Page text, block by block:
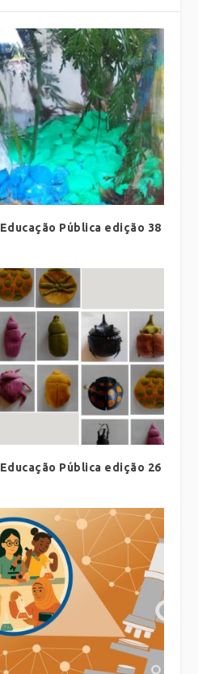
Pública edição 38
Pública edição 26